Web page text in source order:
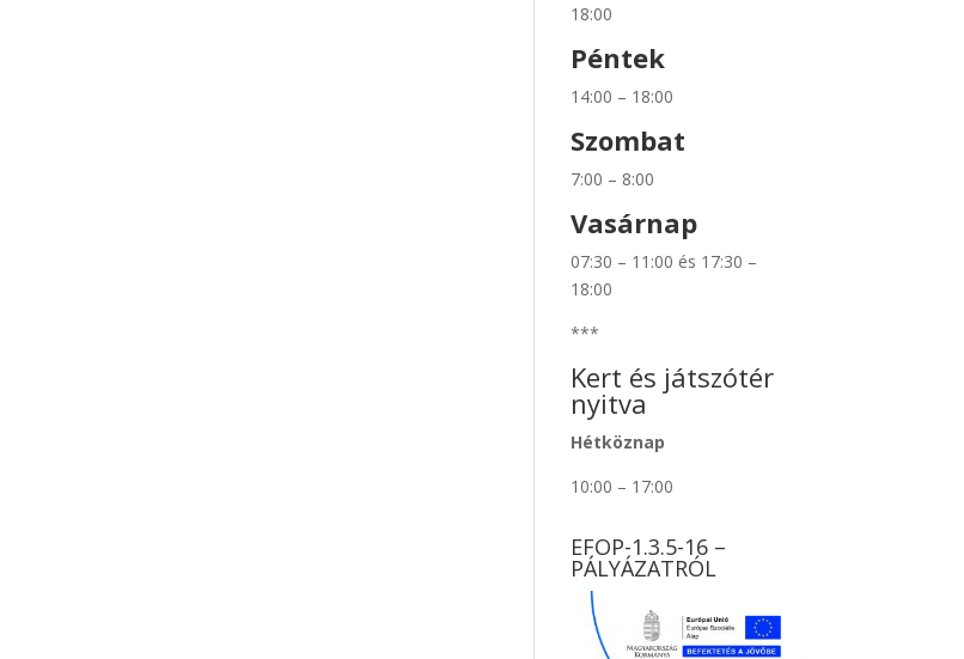
18:00
Péntek
14:00 – 18:00
Szombat
7:00 – 8:00
Vasárnap
07:30 – 11:00 és 17:30 –
18:00
***
Kert és játszótér
nyitva
Hétköznap
10:00 – 17:00
EFOP-1.3.5-16 –
PÁLYÁZATRÓL